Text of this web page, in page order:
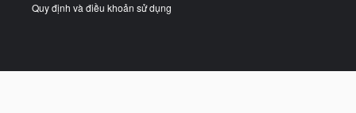
Quy định và điều khoản sử dụng